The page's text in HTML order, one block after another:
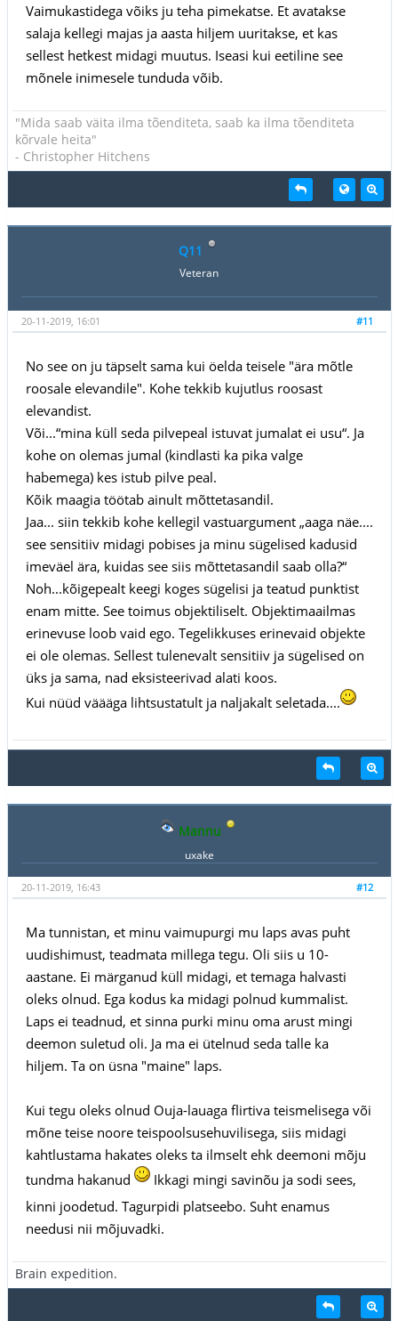
Vaimukastidega võiks ju teha pimekatse. Et avatakse
salaja kellegi majas ja aasta hiljem uuritakse, et kas
sellest hetkest midagi muutus. Iseasi kui eetiline see
mõnele inimesele tunduda võib.
"Mida saab väita ilma tõenditeta, saab ka ilma tõenditeta
kõrvale heita"
- Christopher Hitchens
Q11
Veteran
#11
20-11-2019, 16:01
No see on ju täpselt sama kui öelda teisele "ära mõtle
roosale elevandile". Kohe tekkib kujutlus roosast
elevandist.
Või...“mina küll seda pilvepeal istuvat jumalat ei usu“. Ja
kohe on olemas jumal (kindlasti ka pika valge
habemega) kes istub pilve peal.
Kõik maagia töötab ainult mõttetasandil.
Jaa... siin tekkib kohe kellegil vastuargument „aaga näe....
see sensitiiv midagi pobises ja minu sügelised kadusid
imeväel ära, kuidas see siis mõttetasandil saab olla?“
Noh...kõigepealt keegi koges sügelisi ja teatud punktist
enam mitte. See toimus objektiliselt. Objektimaailmas
erinevuse loob vaid ego. Tegelikkuses erinevaid objekte
ei ole olemas. Sellest tulenevalt sensitiiv ja sügelised on
üks ja sama, nad eksisteerivad alati koos.
Kui nüüd väääga lihtsustatult ja naljakalt seletada....
Mannu
uxake
#12
20-11-2019, 16:43
Ma tunnistan, et minu vaimupurgi mu laps avas puht
uudishimust, teadmata millega tegu. Oli siis u 10-
aastane. Ei märganud küll midagi, et temaga halvasti
oleks olnud. Ega kodus ka midagi polnud kummalist.
Laps ei teadnud, et sinna purki minu oma arust mingi
deemon suletud oli. Ja ma ei ütelnud seda talle ka
hiljem. Ta on üsna "maine" laps.
Kui tegu oleks olnud Ouja-lauaga flirtiva teismelisega või
mõne teise noore teispoolsusehuvilisega, siis midagi
kahtlustama hakates oleks ta ilmselt ehk deemoni mõju
tundma hakanud
Ikkagi mingi savinõu ja sodi sees,
kinni joodetud. Tagurpidi platseebo. Suht enamus
needusi nii mõjuvadki.
Brain expedition.